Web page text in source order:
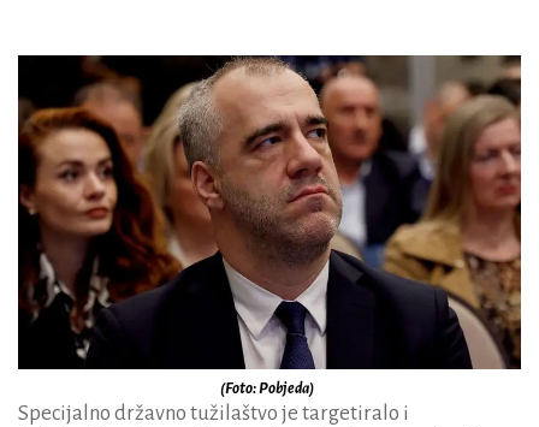
(Foto: Pobjeda)
Specijalno državno tužilaštvo je targetiralo i